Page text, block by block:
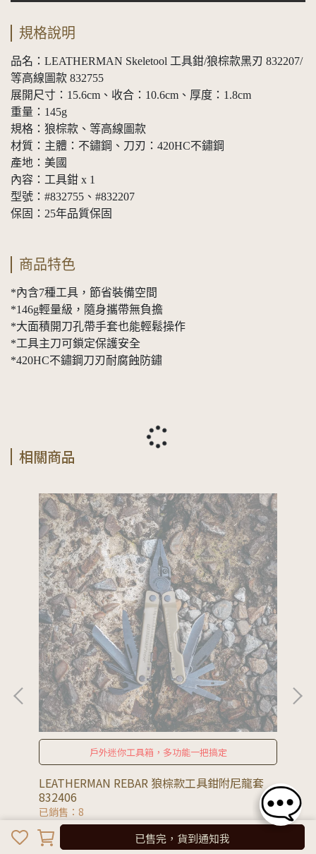
已售完，貨到通知我
規格說明
品名：LEATHERMAN Skeletool 工具鉗/狼棕款黑刃 832207/
等高線圖款 832755
展開尺寸：15.6cm、收合：10.6cm、厚度：1.8cm
重量：145g
規格：狼棕款、等高線圖款
材質：主體：不鏽鋼、刀刃：420HC不鏽鋼
產地：美國
內容：工具鉗 x 1
型號：#832755、#832207
保固：25年品質保固
商品特色
*內含7種工具，節省裝備空間
*146g輕量級，隨身攜帶無負擔
*大面積開刀孔帶手套也能輕鬆操作
*工具主刀可鎖定保護安全
*420HC不鏽鋼刀刃耐腐蝕防鏽
相關商品
戶外迷你工具箱，多功能一把搞定
LEATHERMAN REBAR 狼棕款工具鉗附尼龍套
832406
已銷售：8
NT$3,310
刃
已